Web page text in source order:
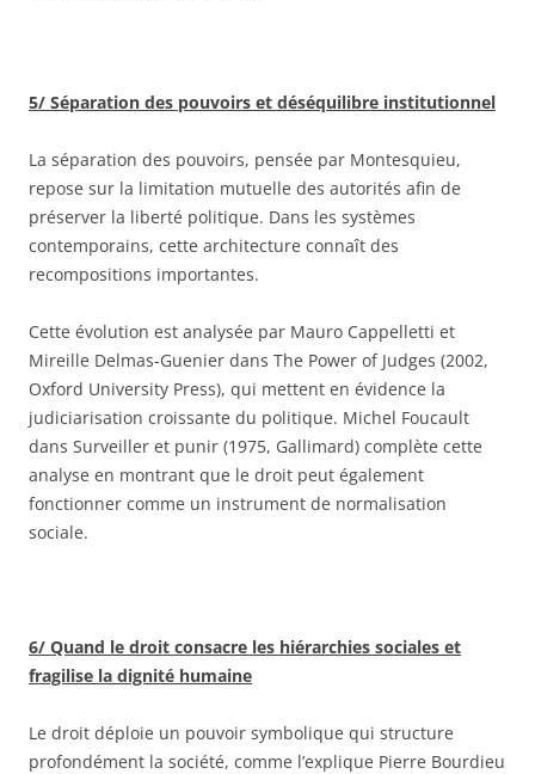
5/ Séparation des pouvoirs et déséquilibre institutionnel
La séparation des pouvoirs, pensée par Montesquieu,
repose sur la limitation mutuelle des autorités afin de
préserver la liberté politique. Dans les systèmes
contemporains, cette architecture connaît des
recompositions importantes.
Cette évolution est analysée par Mauro Cappelletti et
Mireille Delmas-Guenier dans The Power of Judges (2002,
Oxford University Press), qui mettent en évidence la
judiciarisation croissante du politique. Michel Foucault
dans Surveiller et punir (1975, Gallimard) complète cette
analyse en montrant que le droit peut également
fonctionner comme un instrument de normalisation
sociale.
6/ Quand le droit consacre les hiérarchies sociales et
fragilise la dignité humaine
Le droit déploie un pouvoir symbolique qui structure
profondément la société, comme l’explique Pierre Bourdieu